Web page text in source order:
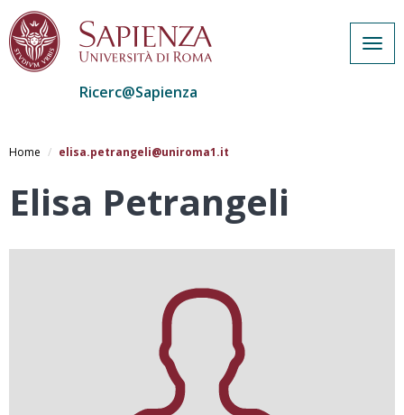
al
principale
Ricerc@Sapienza
Home elisa.petrangeli@uniroma1.it
Elisa Petrangeli